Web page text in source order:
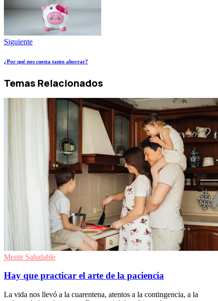
Siguiente
¿Por qué nos cuesta tanto ahorrar?
Temas Relacionados
Mente Saludable
Hay que practicar el arte de la paciencia
La vida nos llevó a la cuarentena, atentos a la contingencia, a la